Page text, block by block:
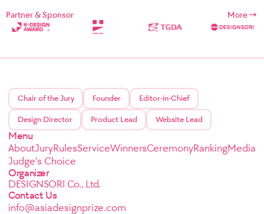
Partner & Sponsor More
Chair of the Jury Founder Editor-in-Chief
Design Director Product Lead Website Lead
Menu
AboutJuryRulesServiceWinnersCeremonyRankingMedia
Judge's Choice
Organizer
DESIGNSORI Co., Ltd.
Contact Us
info@asiadesignprize.com